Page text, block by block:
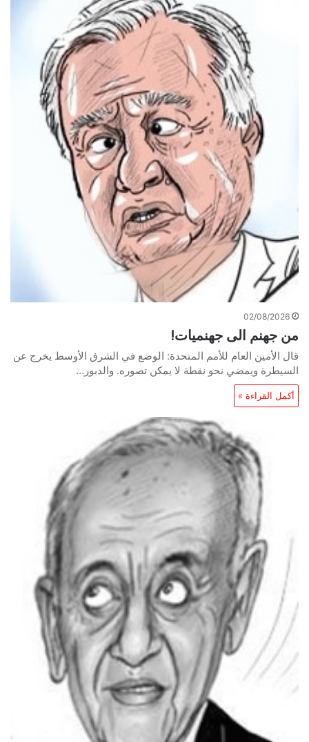
02/08/2026
من جهنم الى جهنميات!
قال الأمين العام للأمم المتحدة: الوضع في الشرق الأوسط يخرج عن
السيطرة ويمضي نحو نقطة لا يمكن تصوره. والدبور…
أكمل القراءة »